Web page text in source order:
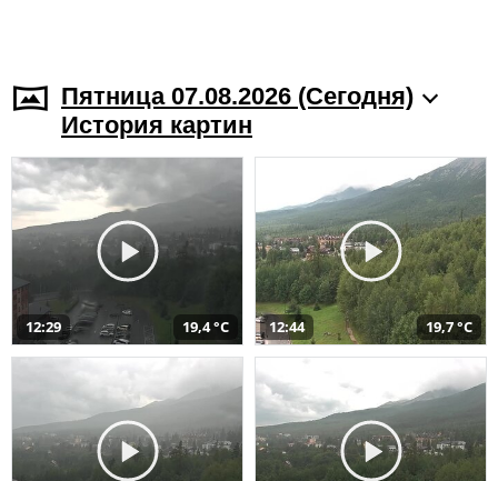
Пятница 07.08.2026 (Cегодня)
История картин
12:29 19,4 °C 12:44 19,7 °C